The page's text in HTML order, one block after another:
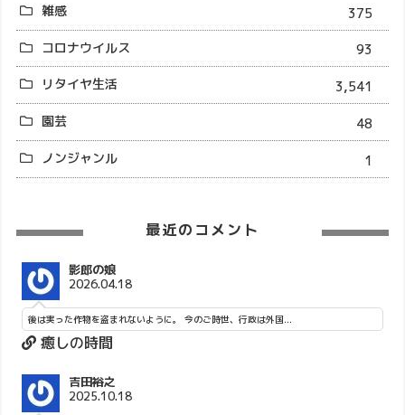
雑感
375
コロナウイルス
93
リタイヤ生活
3,541
園芸
48
ノンジャンル
1
最近のコメント
影郎の娘
2026.04.18
後は実った作物を盗まれないように。 今のご時世、行政は外国...
癒しの時間
吉田裕之
2025.10.18